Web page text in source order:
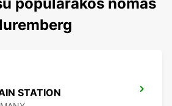
populārākos nomas
STATION